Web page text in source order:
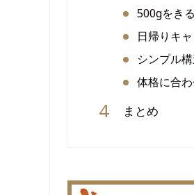
500gをき
日帰りキ
シンプル
体格に合
まとめ